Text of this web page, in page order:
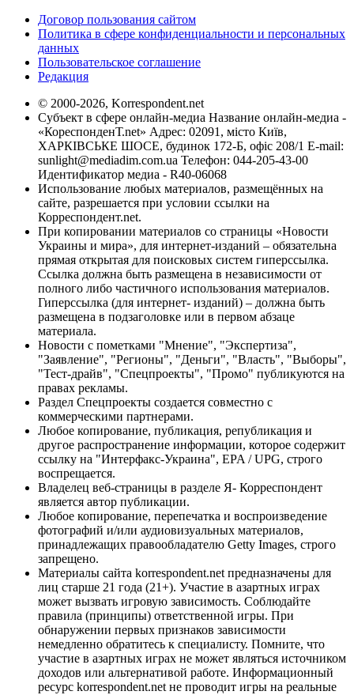
Договор пользования сайтом
Политика в сфере конфиденциальности и персональных
данных
Пользовательское соглашение
Редакция
© 2000-2026, Korrespondent.net
Субъект в сфере онлайн-медиа Название онлайн-медиа -
«КореспонденТ.net» Адрес: 02091, місто Київ,
ХАРКІВСЬКЕ ШОСЕ, будинок 172-Б, офіс 208/1 E-mail:
sunlight@mediadim.com.ua Телефон: 044-205-43-00
Идентификатор медиа - R40-06068
Использование любых материалов, размещённых на
сайте, разрешается при условии ссылки на
Корреспондент.net.
При копировании материалов со страницы «Новости
Украины и мира», для интернет-изданий – обязательна
прямая открытая для поисковых систем гиперссылка.
Ссылка должна быть размещена в независимости от
полного либо частичного использования материалов.
Гиперссылка (для интернет- изданий) – должна быть
размещена в подзаголовке или в первом абзаце
материала.
Новости с пометками "Мнение", "Экспертиза",
"Заявление", "Регионы", "Деньги", "Власть", "Выборы",
"Тест-драйв", "Спецпроекты", "Промо" публикуются на
правах рекламы.
Раздел Спецпроекты создается совместно с
коммерческими партнерами.
Любое копирование, публикация, републикация и
другое распространение информации, которое содержит
ссылку на "Интерфакс-Украина", EPA / UPG, строго
воспрещается.
Владелец веб-страницы в разделе Я- Корреспондент
является автор публикации.
Любое копирование, перепечатка и воспроизведение
фотографий и/или аудиовизуальных материалов,
принадлежащих правообладателю Getty Images, строго
запрещено.
Материалы сайта korrespondent.net предназначены для
лиц старше 21 года (21+). Участие в азартных играх
может вызвать игровую зависимость. Соблюдайте
правила (принципы) ответственной игры. При
обнаружении первых признаков зависимости
немедленно обратитесь к специалисту. Помните, что
участие в азартных играх не может являться источником
доходов или альтернативой работе. Информационный
ресурс korrespondent.net не проводит игры на реальные